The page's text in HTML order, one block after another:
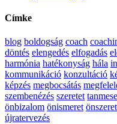
Címke
blog boldogság coach
döntés elengedés elfogadás
harmónia hatékonyság hála
kommunikáció konzultáció
képzés megbocsátás
szembenézés szeretet tanmese
önbizalom önismeret
újratervezés